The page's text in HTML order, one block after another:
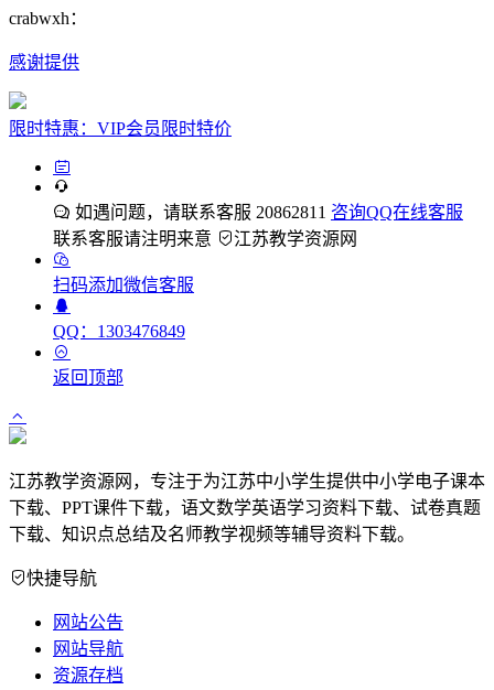
crabwxh：
感谢提供
限时特惠：VIP会员限时特价
如遇问题，请联系客服 20862811 咨询QQ在线客服
联系客服请注明来意
江苏教学资源网
扫码添加微信客服
QQ：1303476849
返回顶部
江苏教学资源网，专注于为江苏中小学生提供中小学电子课本
下载、PPT课件下载，语文数学英语学习资料下载、试卷真题
下载、知识点总结及名师教学视频等辅导资料下载。
快捷导航
网站公告
网站导航
资源存档